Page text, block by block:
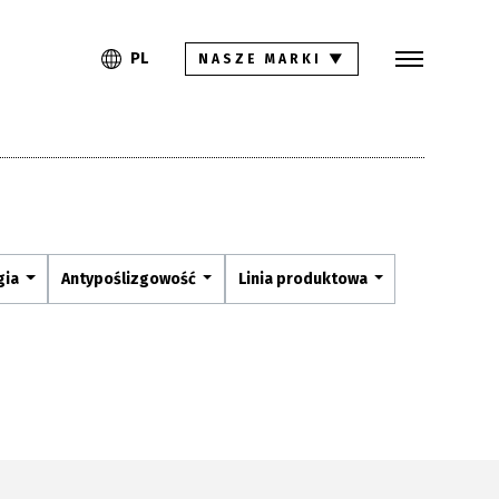
PL
PL NASZE MARKI ▼
Antypoślizgowość Linia produktowa
Inspiracje
Pliki do pobrania
Strefa architekta